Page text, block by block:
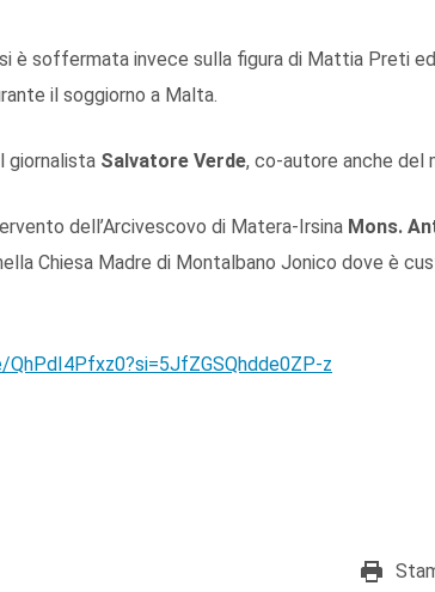
è soffermata invece sulla figura di Mattia Preti
il soggiorno a Malta.
giornalista Salvatore Verde, co-autore anche del
dell’Arcivescovo di Matera-Irsina Mons.
Chiesa Madre di Montalbano Jonico dove è
z